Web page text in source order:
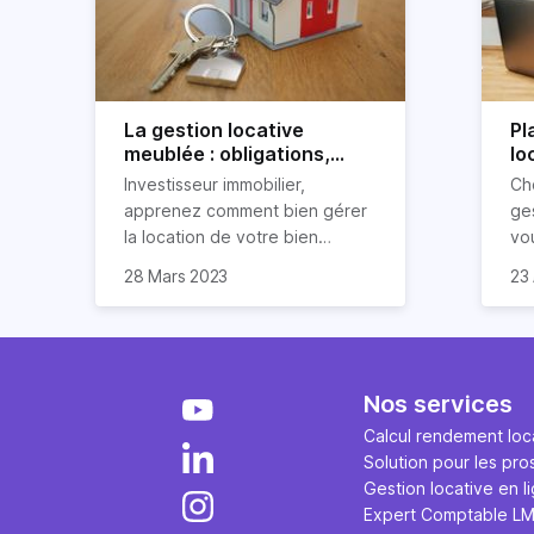
La gestion locative
meublée : obligations,
avantages et
inconvénients
Investisseur immobilier,
apprenez comment bien gérer
la location de votre bien
quelles sont vos obligations en
avantages et inconvénients
28 Mars 2023 23
Nos services
Calcul rendement
Solution pour les
Gestion locative en
Expert Comptable